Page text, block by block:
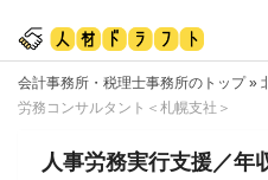
会計事務所・税理士事務所のトップ»
労務コンサルタント＜札幌支社＞
人事労務実行支援／年